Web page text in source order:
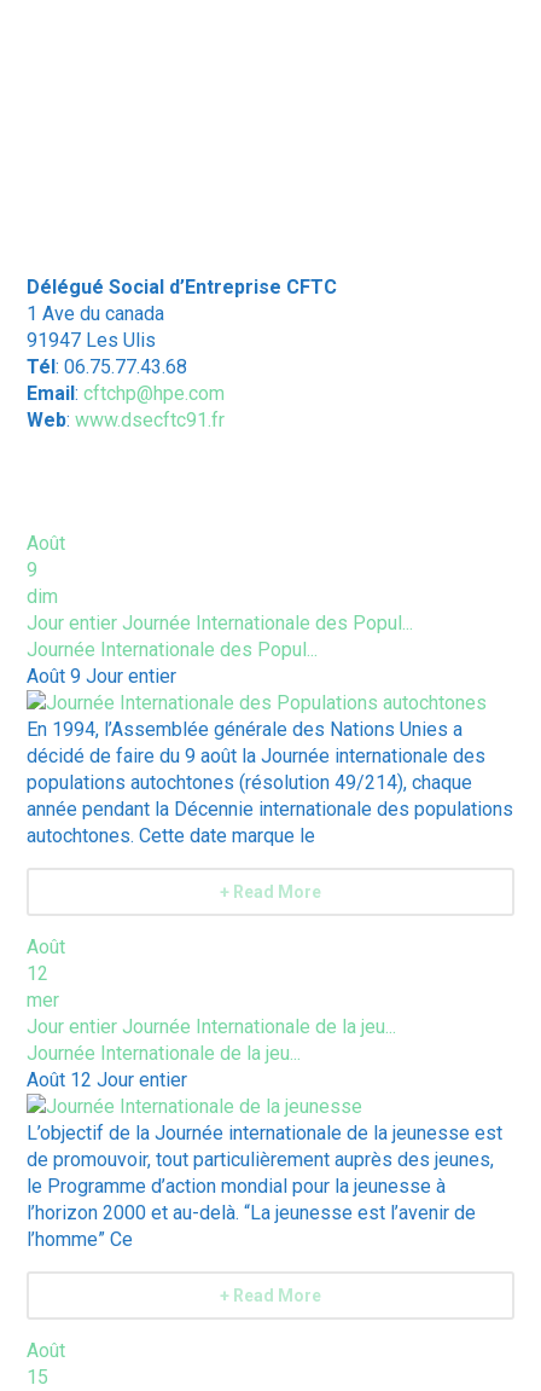
Délégué Social d’Entreprise CFTC
1 Ave du canada
91947 Les Ulis
Tél: 06.75.77.43.68
Email:cftchp@hpe.com
Web:www.dsecftc91.fr
Août
9
dim
Jour entierJournée Internationale des Popul...
Journée Internationale des Popul...
Août 9Jour entier
En 1994, l’Assemblée générale des Nations Unies a
décidé de faire du 9 août la Journée internationale des
populations autochtones (résolution 49/214), chaque
année pendant la Décennie internationale des populations
autochtones. Cette date marque le
+ Read More
Août
12
mer
Jour entierJournée Internationale de la jeu...
Journée Internationale de la jeu...
Août 12Jour entier
L’objectif de la Journée internationale de la jeunesse est
de promouvoir, tout particulièrement auprès des jeunes,
le Programme d’action mondial pour la jeunesse à
l’horizon 2000 et au-delà. “La jeunesse est l’avenir de
l’homme” Ce
+ Read More
Août
15